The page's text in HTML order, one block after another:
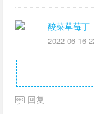
酸菜草莓丁
2022-06-16
回复